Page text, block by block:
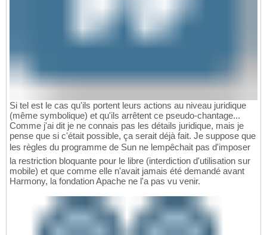
Si tel est le cas qu'ils portent leurs actions au niveau juridique
(même symbolique) et qu'ils arrêtent ce pseudo-chantage...
Comme j'ai dit je ne connais pas les détails juridique, mais je
pense que si c'était possible, ça serait déjà fait. Je suppose que
les règles du programme de Sun ne lempêchait pas d'imposer
la restriction bloquante pour le libre (interdiction d'utilisation sur
mobile) et que comme elle n'avait jamais été demandé avant
Harmony, la fondation Apache ne l'a pas vu venir.